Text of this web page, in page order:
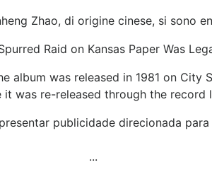
Zhao, di origine cinese, si sono
Raid on Kansas Paper Was
album was released in 1981 on
was re-released through the record
publicidade direcionada
...